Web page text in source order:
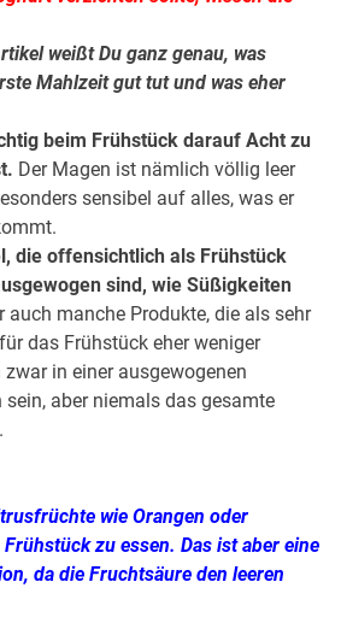
weißt Du ganz genau, was
Mahlzeit gut tut und was eher
beim Frühstück darauf Acht zu
Der Magen ist nämlich völlig leer
sensibel auf alles, was er
die offensichtlich als Frühstück
sind, wie Süßigkeiten
auch manche Produkte, die als sehr
das Frühstück eher weniger
in einer ausgewogenen
sein, aber niemals das gesamte
wie Orangen oder
zu essen.Das ist aber eine
da die Fruchtsäure den leeren